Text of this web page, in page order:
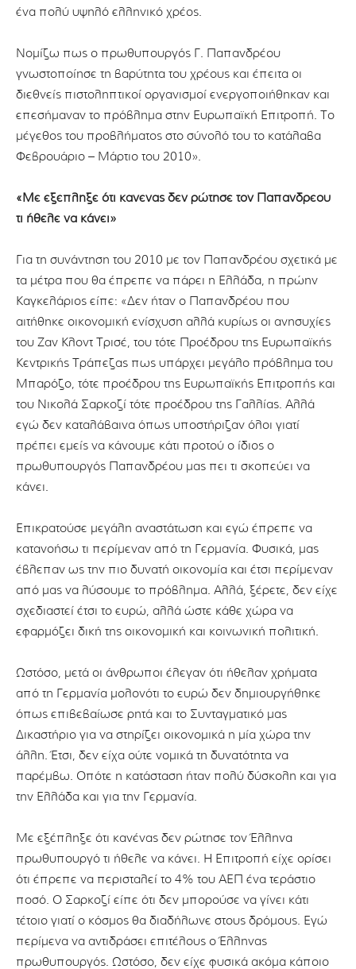
ένα πολύ υψηλό ελληνικό χρέος.
Νομίζω πως ο πρωθυπουργός Γ. Παπανδρέου
γνωστοποίησε τη βαρύτητα του χρέους και έπειτα οι
διεθνείς πιστοληπτικοί οργανισμοί ενεργοποιήθηκαν και
επεσήμαναν το πρόβλημα στην Ευρωπαϊκή Επιτροπή. Το
μέγεθος του προβλήματος στο σύνολό του το κατάλαβα
Φεβρουάριο – Μάρτιο του 2010».
«Με εξέπληξε ότι κανένας δεν ρώτησε τον Παπανδρέου
τι ήθελε να κάνει»
Για τη συνάντηση του 2010 με τον Παπανδρέου σχετικά με
τα μέτρα που θα έπρεπε να πάρει η Ελλάδα, η πρώην
Καγκελάριος είπε: «Δεν ήταν ο Παπανδρέου που
αιτήθηκε οικονομική ενίσχυση αλλά κυρίως οι ανησυχίες
του Ζαν Κλοντ Τρισέ, του τότε Προέδρου της Ευρωπαϊκής
Κεντρικής Τράπεζας πως υπάρχει μεγάλο πρόβλημα του
Μπαρόζο, τότε προέδρου της Ευρωπαϊκής Επιτροπής και
του Νικολά Σαρκοζί τότε προέδρου της Γαλλίας. Αλλά
εγώ δεν καταλάβαινα όπως υποστήριζαν όλοι γιατί
πρέπει εμείς να κάνουμε κάτι προτού ο ίδιος ο
πρωθυπουργός Παπανδρέου μας πει τι σκοπεύει να
κάνει.
Επικρατούσε μεγάλη αναστάτωση και εγώ έπρεπε να
κατανοήσω τι περίμεναν από τη Γερμανία. Φυσικά, μας
έβλεπαν ως την πιο δυνατή οικονομία και έτσι περίμεναν
από μας να λύσουμε το πρόβλημα. Αλλά, ξέρετε, δεν είχε
σχεδιαστεί έτσι το ευρώ, αλλά ώστε κάθε χώρα να
εφαρμόζει δική της οικονομική και κοινωνική πολιτική.
Ωστόσο, μετά οι άνθρωποι έλεγαν ότι ήθελαν χρήματα
από τη Γερμανία μολονότι το ευρώ δεν δημιουργήθηκε
όπως επιβεβαίωσε ρητά και το Συνταγματικό μας
Δικαστήριο για να στηρίζει οικονομικά η μία χώρα την
άλλη. Έτσι, δεν είχα ούτε νομικά τη δυνατότητα να
παρέμβω. Οπότε η κατάσταση ήταν πολύ δύσκολη και για
την Ελλάδα και για την Γερμανία.
Με εξέπληξε ότι κανένας δεν ρώτησε τον Έλληνα
πρωθυπουργό τι ήθελε να κάνει. Η Επιτροπή είχε ορίσει
ότι έπρεπε να περισταλεί το 4% του ΑΕΠ ένα τεράστιο
ποσό. Ο Σαρκοζί είπε ότι δεν μπορούσε να γίνει κάτι
τέτοιο γιατί ο κόσμος θα διαδήλωνε στους δρόμους. Εγώ
περίμενα να αντιδράσει επιτέλους ο Έλληνας
πρωθυπουργός. Ωστόσο, δεν είχε φυσικά ακόμα κάποιο